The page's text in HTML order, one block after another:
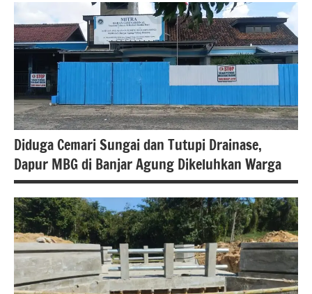
#beritanasional
Berita
lampung
Berita
tulang
bawang
Diduga Cemari Sungai dan Tutupi Drainase,
Dapur MBG di Banjar Agung Dikeluhkan Warga
Berita
lampung
berita
nasional